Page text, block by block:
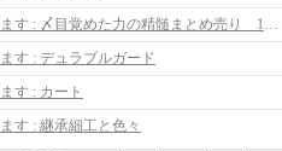
す : デュラブルガード
す : カート
す : 継承細工と色々